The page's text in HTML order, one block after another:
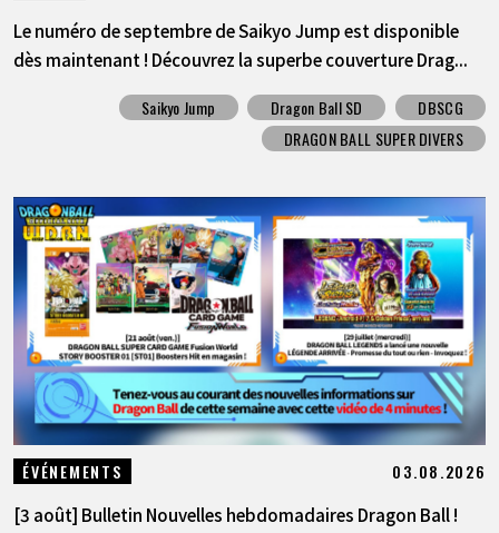
Le numéro de septembre de Saikyo Jump est disponible
dès maintenant ! Découvrez la superbe couverture Drag...
Saikyo Jump Dragon Ball SD
DBSCG
DRAGON BALL SUPER DIVERS
ÉVÉNEMENTS 03.08.2026
[3 août] Bulletin Nouvelles hebdomadaires Dragon Ball !